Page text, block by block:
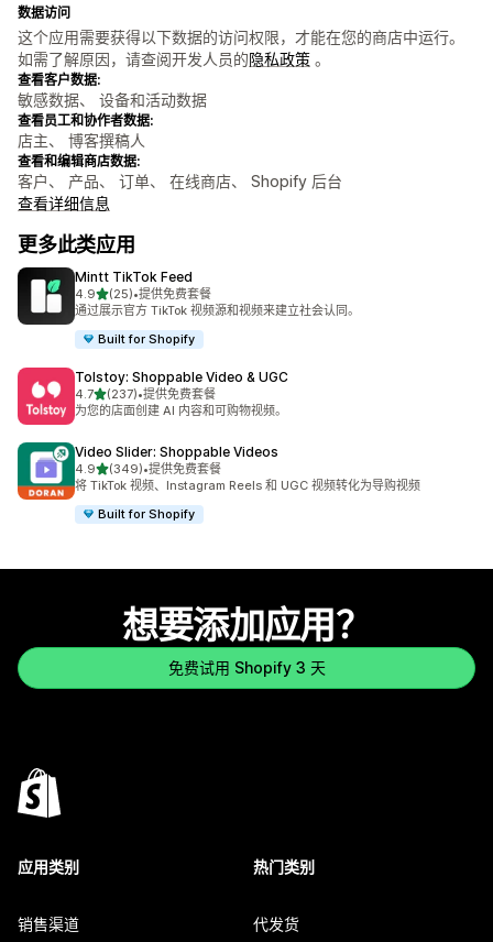
数据访问
这个应用需要获得以下数据的访问权限，才能在您的商店中运行。
如需了解原因，请查阅开发人员的隐私政策 。
查看客户数据:
敏感数据、 设备和活动数据
查看员工和协作者数据:
店主、 博客撰稿人
查看和编辑商店数据:
客户、 产品、 订单、 在线商店、 Shopify 后台
查看详细信息
更多此类应用
Mintt TikTok Feed
4.9星（满分 5 星）
(25)
总共 25 条评论
•提供免费套餐
通过展示官方 TikTok 视频源和视频来建立社会认同。
Built for Shopify
Tolstoy: Shoppable Video & UGC
4.7星（满分 5 星）
(237)
总共 237 条评论
•提供免费套餐
为您的店面创建 AI 内容和可购物视频。
Video Slider: Shoppable Videos
4.9星（满分 5 星）
(349)
总共 349 条评论
•提供免费套餐
将 TikTok 视频、Instagram Reels 和 UGC 视频转化为导购视频
Built for Shopify
想要添加应用？
免费试用 Shopify 3 天
应用类别
销售渠道
热门类别
代发货